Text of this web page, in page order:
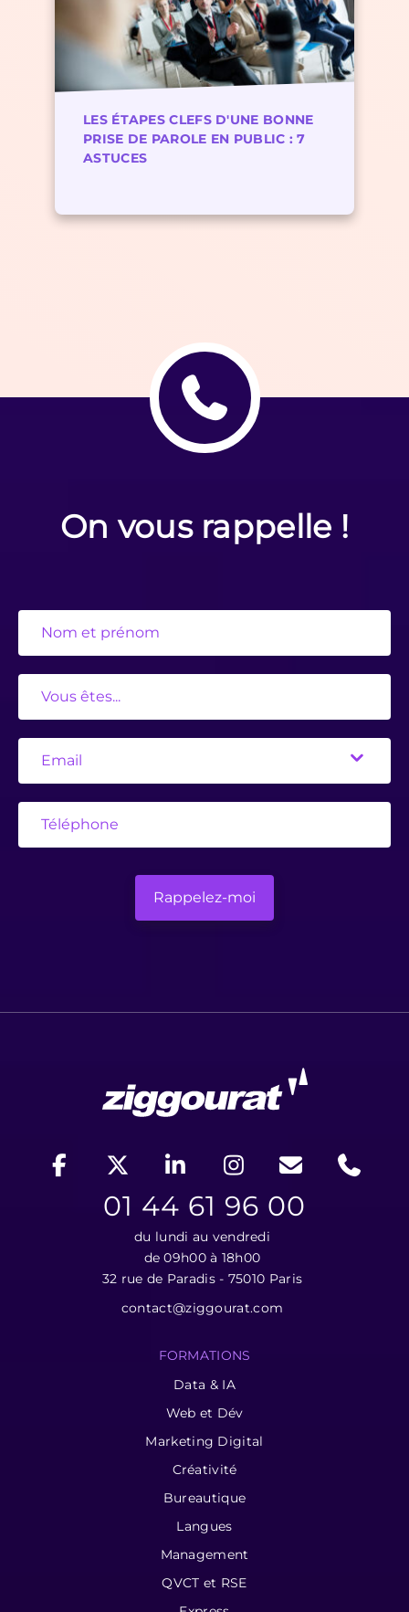
LES ÉTAPES CLEFS D'UNE BONNE
PRISE DE PAROLE EN PUBLIC : 7
ASTUCES
On vous rappelle !
01 44 61 96 00
du lundi au vendredi
de 09h00 à 18h00
32 rue de Paradis - 75010 Paris
contact@ziggourat.com
FORMATIONS
Data & IA
Web et Dév
Marketing Digital
Créativité
Bureautique
Langues
Management
QVCT et RSE